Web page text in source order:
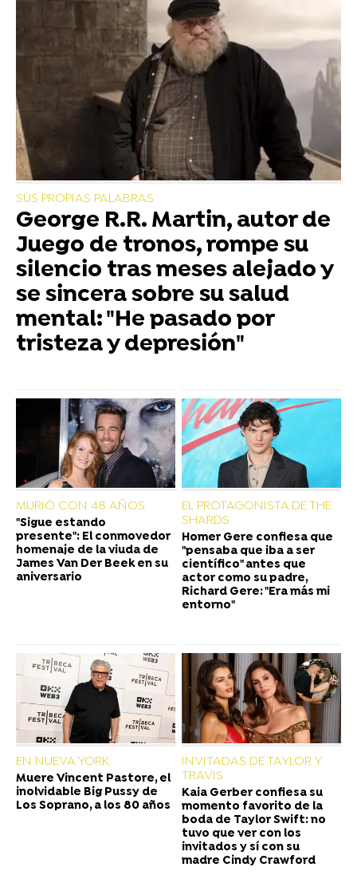
SUS PROPIAS PALABRAS
George R.R. Martin, autor de
Juego de tronos, rompe su
silencio tras meses alejado y
se sincera sobre su salud
mental: "He pasado por
tristeza y depresión"
MURIÓ CON 48 AÑOS
"Sigue estando
presente": El conmovedor
homenaje de la viuda de
James Van Der Beek en su
aniversario
EL PROTAGONISTA DE THE
SHARDS
Homer Gere confiesa que
"pensaba que iba a ser
científico" antes que
actor como su padre,
Richard Gere: "Era más mi
entorno"
EN NUEVA YORK
Muere Vincent Pastore, el
inolvidable Big Pussy de
Los Soprano, a los 80 años
INVITADAS DE TAYLOR Y
TRAVIS
Kaia Gerber confiesa su
momento favorito de la
boda de Taylor Swift: no
tuvo que ver con los
invitados y sí con su
madre Cindy Crawford